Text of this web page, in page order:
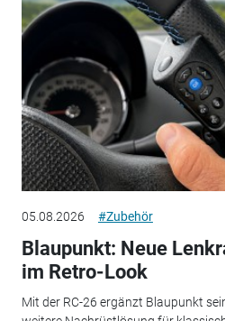
05.08.2026 #Zubehör
Blaupunkt: Neue
im Retro-Look
Mit der RC-26 ergänzt Blaupunkt